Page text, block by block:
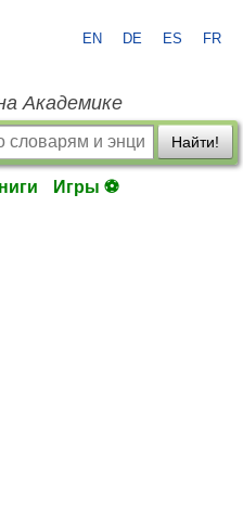
EN DE ES FR
Академике
Найти!
Игры ⚽